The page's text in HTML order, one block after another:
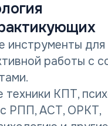
планы питания,
рацион под цели
Выбрать курс